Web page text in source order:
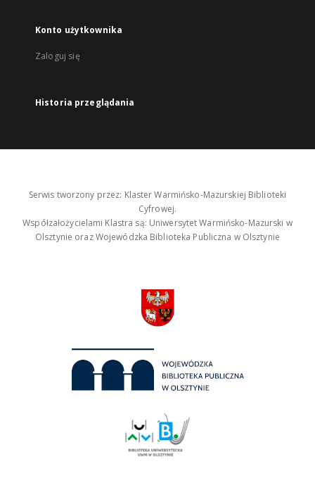
Konto użytkownika
Zaloguj się
Historia przeglądania
Serwis tworzony przez: Klaster Warmińsko-Mazurskiej Biblioteki
Cyfrowej.
Współzałożycielami Klastra są: Uniwersytet Warmińsko-Mazurski w
Olsztynie oraz Wojewódzka Biblioteka Publiczna w Olsztynie